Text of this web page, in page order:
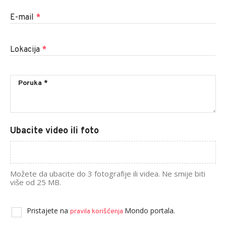
E-mail *
Lokacija *
Ubacite video ili foto
Možete da ubacite do 3 fotografije ili videa. Ne smije biti
više od 25 MB.
Pristajete na pravila korišćenja Mondo portala.